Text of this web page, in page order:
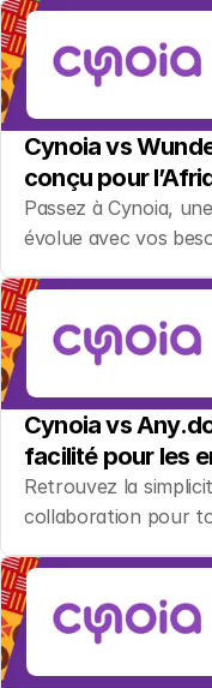
Cynoia vs
conçu pour
Passez à Cynoia,
évolue avec vos
Cynoia vs
facilité pour les
Retrouvez la
collaboration pour